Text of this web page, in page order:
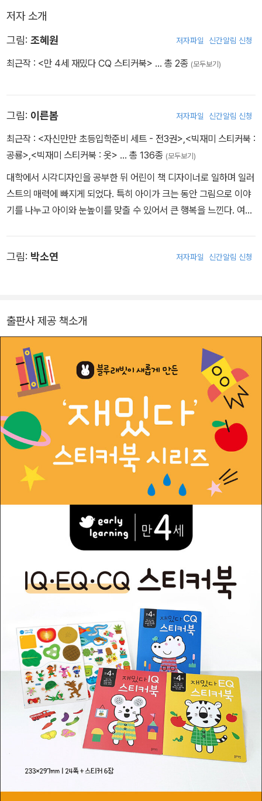
저자 소개
그림: 조혜원 저자파일 신간알림 신청
최근작 : <만 4세 재밌다 CQ 스티커북> … 총 2종 (모두보기)
그림: 이른봄 저자파일 신간알림 신청
최근작 : <자신만만 초등입학준비 세트 - 전3권>,<빅재미 스티커북 :
공룡>,<빅재미 스티커북 : 옷> … 총 136종 (모두보기)
대학에서 시각디자인을 공부한 뒤 어린이 책 디자이너로 일하며 일러
스트의 매력에 빠지게 되었다. 특히 아이가 크는 동안 그림으로 이야
기를 나누고 아이와 눈높이를 맞출 수 있어서 큰 행복을 느낀다. 여러
『용감한 리리』, 『초등 입학 준비 : 국어』, 『허니북 마더구스』 시리즈
그림: 박소연 저자파일 신간알림 신청
출판사 제공 책소개